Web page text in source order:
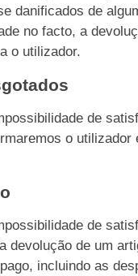
danificados de
no facto, a
o utilizador.
de
o
de
devolução de um
incluindo as